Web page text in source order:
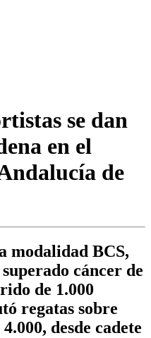
se dan
en el
de
modalidad BCS,
cáncer de
de 1.000
regatas sobre
desde cadete